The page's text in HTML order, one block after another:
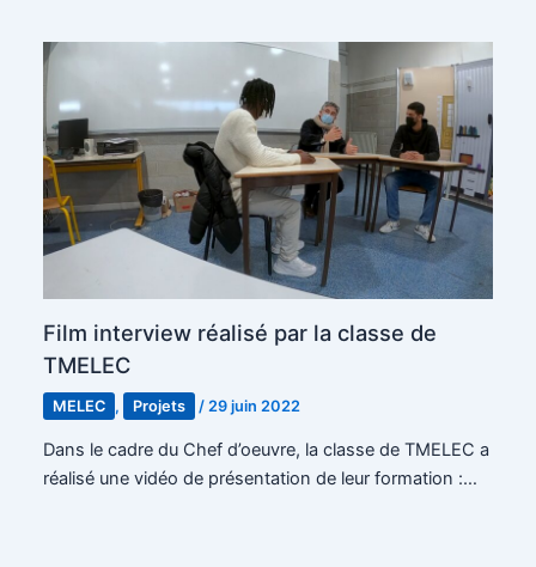
Film interview réalisé par la classe de
TMELEC
MELEC , Projets / 29 juin 2022
Dans le cadre du Chef d’oeuvre, la classe de TMELEC a
réalisé une vidéo de présentation de leur formation :…